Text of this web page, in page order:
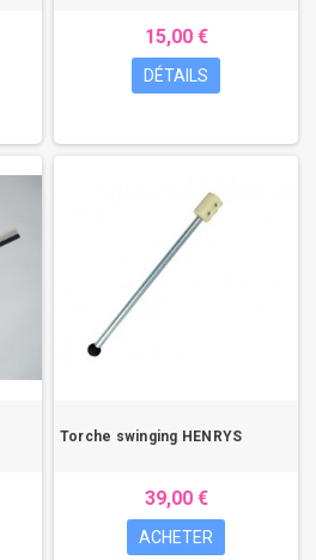
15,00 €
DÉTAILS
Torche swinging HENRYS
39,00 €
ACHETER